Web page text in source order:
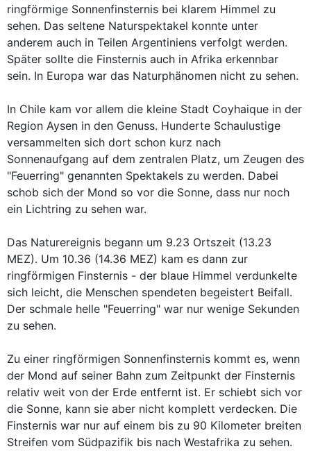
ringförmige Sonnenfinsternis bei klarem Himmel zu
sehen. Das seltene Naturspektakel konnte unter
anderem auch in Teilen Argentiniens verfolgt werden.
Später sollte die Finsternis auch in Afrika erkennbar
sein. In Europa war das Naturphänomen nicht zu sehen.
In Chile kam vor allem die kleine Stadt Coyhaique in der
Region Aysen in den Genuss. Hunderte Schaulustige
versammelten sich dort schon kurz nach
Sonnenaufgang auf dem zentralen Platz, um Zeugen des
"Feuerring" genannten Spektakels zu werden. Dabei
schob sich der Mond so vor die Sonne, dass nur noch
ein Lichtring zu sehen war.
Das Naturereignis begann um 9.23 Ortszeit (13.23
MEZ). Um 10.36 (14.36 MEZ) kam es dann zur
ringförmigen Finsternis - der blaue Himmel verdunkelte
sich leicht, die Menschen spendeten begeistert Beifall.
Der schmale helle "Feuerring" war nur wenige Sekunden
zu sehen.
Zu einer ringförmigen Sonnenfinsternis kommt es, wenn
der Mond auf seiner Bahn zum Zeitpunkt der Finsternis
relativ weit von der Erde entfernt ist. Er schiebt sich vor
die Sonne, kann sie aber nicht komplett verdecken. Die
Finsternis war nur auf einem bis zu 90 Kilometer breiten
Streifen vom Südpazifik bis nach Westafrika zu sehen.